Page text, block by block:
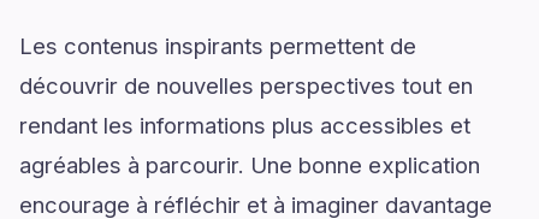
Les contenus inspirants permettent de
découvrir de nouvelles perspectives tout en
rendant les informations plus accessibles et
agréables à parcourir. Une bonne explication
encourage à réfléchir et à imaginer davantage